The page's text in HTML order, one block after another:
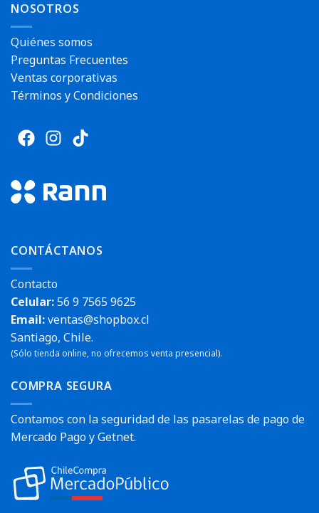
NOSOTROS
Quiénes somos
Preguntas Frecuentes
Ventas corporativas
Términos y Condiciones
CONTÁCTANOS
Contacto
Celular:56 9 7565 9625
Email:ventas@shopbox.cl
Santiago, Chile.
(Sólo tienda online, no ofrecemos venta presencial).
COMPRA SEGURA
Contamos con la seguridad de las pasarelas de pago de
Mercado Pago y Getnet.